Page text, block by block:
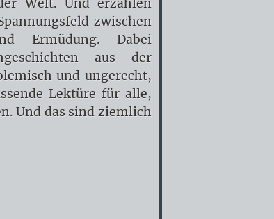
Welt. Und erzählen
zwischen
Ermüdung. Dabei
aus der
und ungerecht,
Lektüre für alle,
Und das sind ziemlich